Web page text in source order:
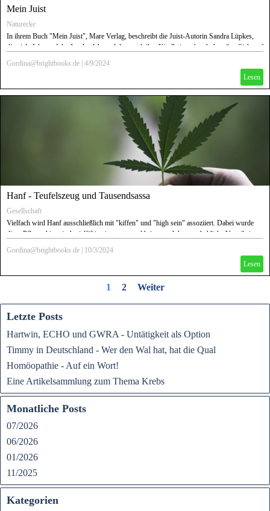
Mein Juist
Naturecke
In ihrem Buch "Mein Juist", Mare Verlag, beschreibt die Juist-Autorin Sandra Lüpkes,
die viele Jahre auf der Insel gelebt und dort auch ihre Kindheit verbracht hat, ihre Sicht auf
meiner, als Feriengast seit mittlerweile über 20 Jahren.
Unten im Artikel finden Sie den Link zu meinem halbstündigen YouTube-Video über die
Geschichte, Entwicklung und das aktuelle Juist.
Gordina@brightbooks.de 4/9/2024
Lesen
Hanf - Teufelszeug und Tausendsassa
Gesellschaft
Vielfach wird Hanf ausschließlich mit "kiffen" und "high sein" assoziiert. Dabei wurde
diese Pflanze historisch vielfältig eingesetzt und bringt auch heute erhebliche Vorteile in
Gordina@brightbooks.de
10/3/2024
Lesen
1 2 Weiter
Letzte Posts
Hartwin, ECHO und GWRA - Untätigkeit als Option
Timmy in Deutschland - Wer den Wal hat, hat die Qual
Homöopathie - Auf ein Wort!
Eine Artikelsammlung zum Thema Krebs
Monatliche Posts
07/2026
06/2026
01/2026
11/2025
Kategorien